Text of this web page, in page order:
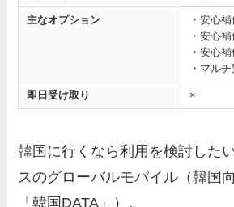
主なオプション
・安心
・安心
・安心
・マル
即日受け取り ×
韓国に行くなら利用を検討した
スのグローバルモバイル（韓国
「韓国DATA」）。